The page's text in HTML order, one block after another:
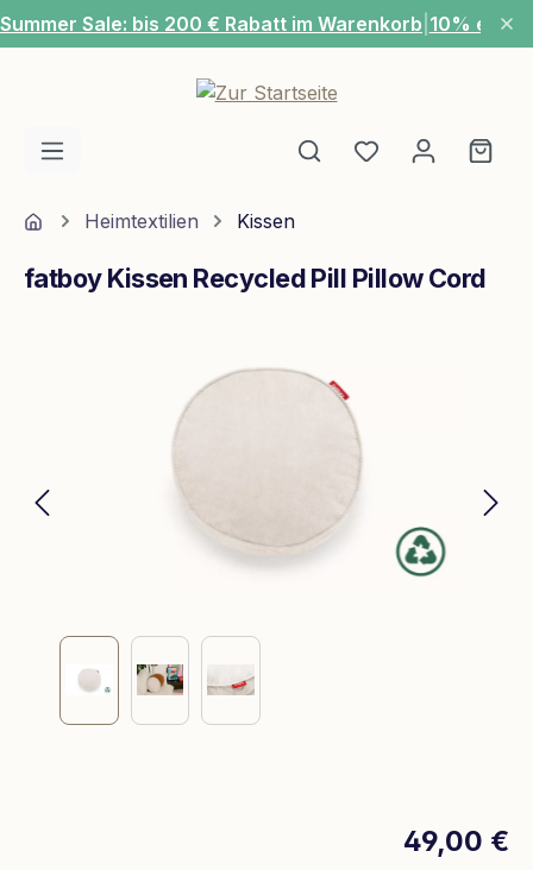
Zum Hauptinhalt springen
Summer Sale: bis 200 € Rabatt im Warenkorb 10% extra
Du hast 0
HomeHeimtextilien Kissen
fatboy Kissen Recycled Pill Pillow Cord
49,00 €